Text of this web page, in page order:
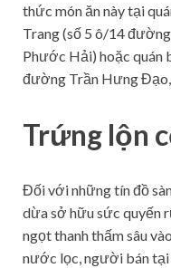
thức món ăn này tại
Trang (số 5 ô/14
Phước Hải) hoặc quán
đường Trần Hưng
Trứng lộn
Đối với những tín đồ
dừa sở hữu sức quyến
ngọt thanh thấm sâu
nước lọc, người bán tại